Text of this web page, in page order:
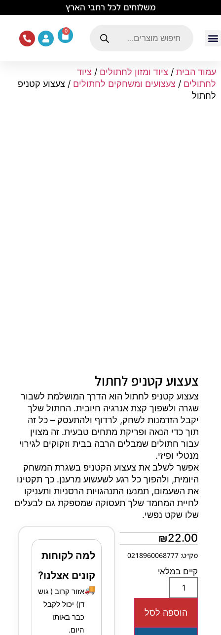
משלוחים לכל רחבי הארץ
0
עמוד הבית / ציוד ומזון לחתולים / ציוד
לחתולים / צעצועים ומשחקים לחתולים / צעצוע קטניפ
לחתול
צעצוע קטניפ לחתול
צעצוע קטניפ לחתול הוא הדרך המושלמת לשבור
שגרה ולשפוך קצת אנרגיה חיובית. החתול שלך
יקבל הזדמנות לשחק, לרדוף ולהתעסק – כל זה
תוך כדי הנאה ופריקת מתחים טבעית. זה מצוין
עבור חתולים שמבלים הרבה בבית וזקוקים לגירוי
מנטלי ופיזי.
אפשר לשלב את צעצוע הקטניפ בשגרת המשחק
היומית, ולהפוך כל רגע לשעשוע מרענן. כך תקטינו
את השעמום, תמנעו התנהגויות הרסניות ותעניקו
לחיית המחמד שלך תעסוקה שמספקת גם לבעלים
שלו שקט נפשי.
₪22.00
מק״ט: 0218960068777
קיים במלאי
הוספה לסל
למה לקוחות
קונים אצלנו?
🚚אזור קרוב ( גוש
דן) יכול לקבל
כבר באותו
היום.